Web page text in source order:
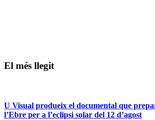
El més llegit
U Visual produeix el documental que
l’Ebre per a l’eclipsi solar del 12 d’agost